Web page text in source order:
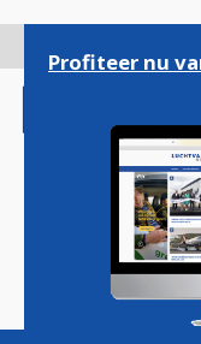
gaan
Magazine
Profiteer nu